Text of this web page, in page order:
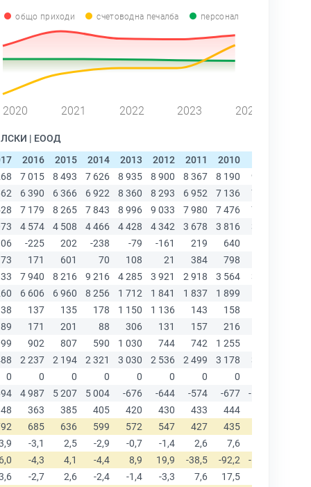
общо приходи счетоводна печалба персонал
2020 2021 2022 2023 2024
| ЕООД
2016 2015 2014 2013 2012 2011 2010